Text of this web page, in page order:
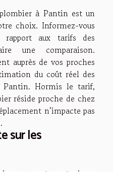
à Pantin est un
choix. Informez-vous
aux tarifs des
une comparaison.
auprès de vos proches
du coût réel des
Pantin. Hormis le tarif,
réside proche de chez
n’impacte pas
sur les